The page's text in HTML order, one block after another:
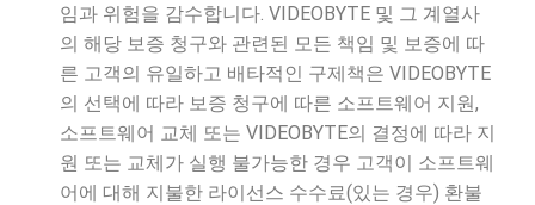
임과 위험을 감수합니다. VIDEOBYTE 및 그 계열사
의 해당 보증 청구와 관련된 모든 책임 및 보증에 따
른 고객의 유일하고 배타적인 구제책은 VIDEOBYTE
의 선택에 따라 보증 청구에 따른 소프트웨어 지원,
소프트웨어 교체 또는 VIDEOBYTE의 결정에 따라 지
원 또는 교체가 실행 불가능한 경우 고객이 소프트웨
어에 대해 지불한 라이선스 수수료(있는 경우) 환불